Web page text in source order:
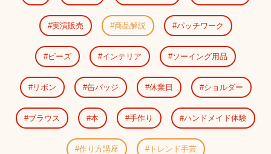
実演販売 商品解説 パッチワーク
ビーズ インテリア ソーイング用品
リボン 缶バッジ 休業日 ショルダー
ブラウス 本 手作り ハンドメイド体験
作り方講座 トレンド手芸